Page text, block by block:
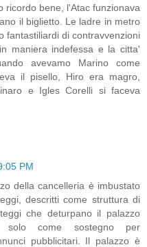
ricordo bene, l'Atac funzionava
il biglietto. Le ladre in metro
fantastiliardi di contravvenzioni
maniera indefessa e la citta'
avevamo Marino come
il pisello, Hiro era magro,
e Igles Corelli si faceva
PM
della cancelleria è imbustato
descritti come struttura di
che deturpano il palazzo
solo come sostegno per
pubblicitari. Il palazzo è